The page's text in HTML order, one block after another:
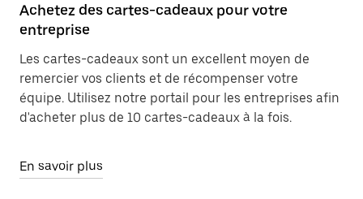
Achetez des cartes-cadeaux pour votre
entreprise
Les cartes-cadeaux sont un excellent moyen de
remercier vos clients et de récompenser votre
équipe. Utilisez notre portail pour les entreprises afin
d'acheter plus de 10 cartes-cadeaux à la fois.
En savoir plus